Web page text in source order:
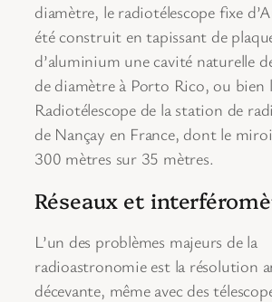
diamètre, le radiotélescope fixe
été construit en tapissant de
d’aluminium une cavité naturelle
de diamètre à Porto Rico, ou bien
Radiotélescope de la station de
de Nançay en France, dont le
300 mètres sur 35 mètres.
Réseaux et
L’un des problèmes majeurs de la
radioastronomie est la résolution
décevante, même avec des